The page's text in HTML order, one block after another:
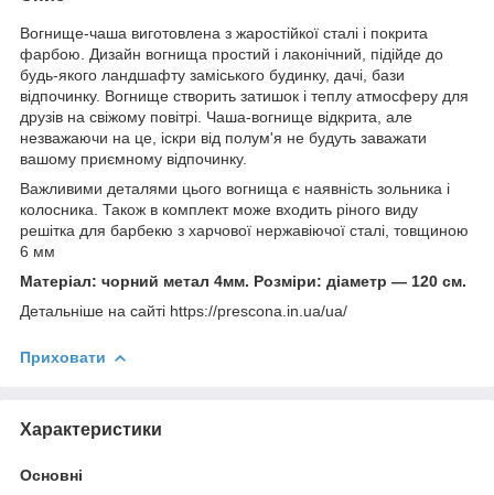
Вогнище-чаша виготовлена з жаростійкої сталі і покрита
фарбою. Дизайн вогнища простий і лаконічний, підійде до
будь-якого ландшафту заміського будинку, дачі, бази
відпочинку. Вогнище створить затишок і теплу атмосферу для
друзів на свіжому повітрі. Чаша-вогнище відкрита, але
незважаючи на це, іскри від полум'я не будуть заважати
вашому приємному відпочинку.
Важливими деталями цього вогнища є наявність зольника і
колосника. Також в комплект може входить рiного виду
решітка для барбекю з харчової нержавіючої сталі, товщиною
6 мм
Матеріал: чорний метал 4мм. Розміри: діаметр — 120 см.
Детальніше на сайті https://prescona.in.ua/ua/
Приховати
Характеристики
Основні